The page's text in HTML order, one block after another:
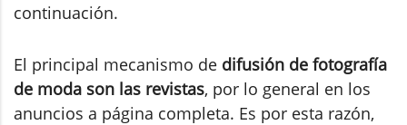
continuación.
El principal mecanismo de difusión de fotografía
de moda son las revistas, por lo general en los
anuncios a página completa. Es por esta razón,